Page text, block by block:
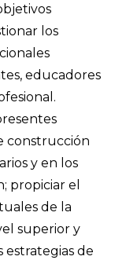
los
educadores
construcción
y en los
propiciar el
de la
superior y
estrategias de